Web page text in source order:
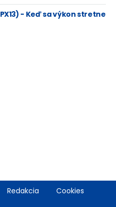
- Keď sa výkon stretne
Redakcia Cookies